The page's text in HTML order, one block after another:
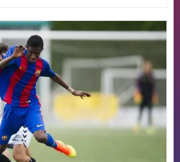
FCB Barcelona badge